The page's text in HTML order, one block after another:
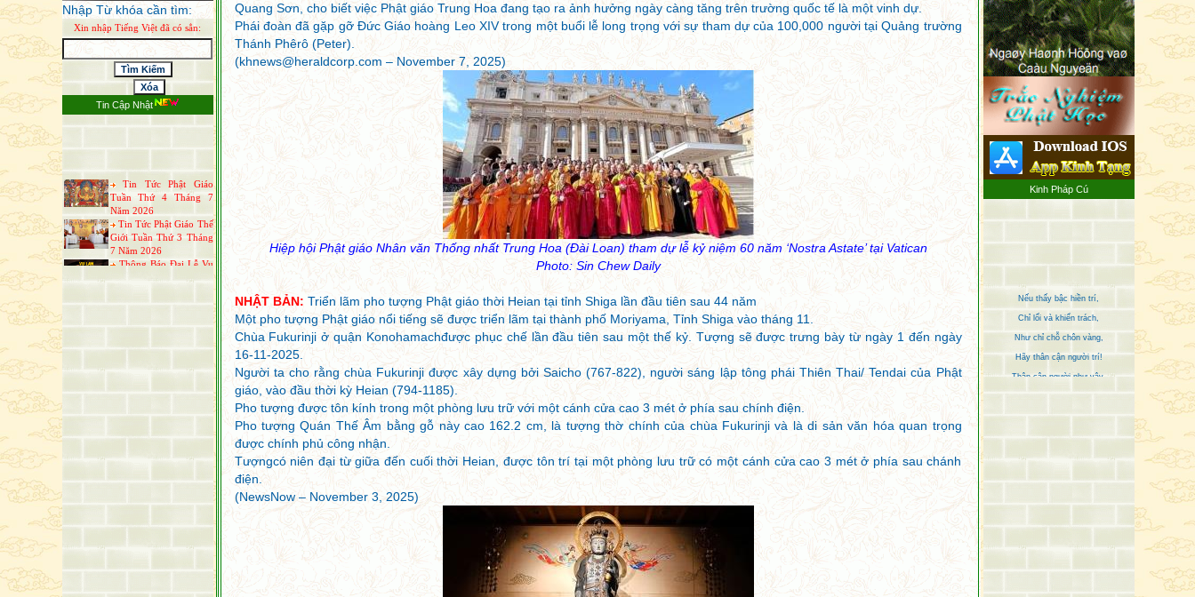
Nhập Từ khóa cần tìm:
Xin nhập Tiếng Việt đã có sẳn:
Tin Cập Nhật
Tuần Thứ 4 Tháng 7
Năm 2026
Tin Tức Phật Giáo Thế
Giới Tuần Thứ 3 Tháng
7 Năm 2026
Thông Báo Đại Lễ Vu
Lan Báo Hiếu Năm 2026
Tin Tức Phật Giáo Thế
Giới Tuần Thứ 1 Tháng
Tin Tức Phật Giáo Thế
Tin Tức Phật Giáo Thế
6 Năm 2026
Giới Tuần Thứ 1 Tháng
6 Năm 2026
Giới Tuần Thứ 4 Tháng
Giới Tuần Thứ 3 Tháng
Quang Sơn, cho biết việc Phật giáo Trung Hoa đang tạo ra ảnh hưởng ngày càng tăng trên trường quốc tế là một vinh dự.
Phái đoàn đã gặp gỡ Đức Giáo hoàng Leo XIV trong một buổi lễ long trọng với sự tham dự của 100,000 người tại Quảng trường
Thánh Phêrô (Peter).
(khnews@heraldcorp.com – November 7, 2025)
Hiệp hội Phật giáo Nhân văn Thống nhất Trung Hoa (Đài Loan) tham dự lễ kỷ niệm 60 năm ‘Nostra Astate’ tại Vatican
Photo: Sin Chew Daily
NHẬT BẢN: Triển lãm pho tượng Phật giáo thời Heian tại tỉnh Shiga lần đầu tiên sau 44 năm
Một pho tượng Phật giáo nổi tiếng sẽ được triển lãm tại thành phố Moriyama, Tỉnh Shiga vào tháng 11.
Chùa Fukurinji ở quận Konohamachđược phục chế lần đầu tiên sau một thế kỷ. Tượng sẽ được trưng bày từ ngày 1 đến ngày
16-11-2025.
Người ta cho rằng chùa Fukurinji được xây dựng bởi Saicho (767-822), người sáng lập tông phái Thiên Thai/ Tendai của Phật
giáo, vào đầu thời kỳ Heian (794-1185).
Pho tượng được tôn kính trong một phòng lưu trữ với một cánh cửa cao 3 mét ở phía sau chính điện.
Pho tượng Quán Thế Âm bằng gỗ này cao 162.2 cm, là tượng thờ chính của chùa Fukurinji và là di sản văn hóa quan trọng
được chính phủ công nhận.
Tượngcó niên đại từ giữa đến cuối thời Heian, được tôn trí tại một phòng lưu trữ có một cánh cửa cao 3 mét ở phía sau chánh
điện.
(NewsNow – November 3, 2025)
Kinh Pháp Cú
Chỉ lối và khiển trách,
Như chỉ chỗ chôn vàng,
Hãy thân cận người trí!
Thân cận người như vậy,
Chỉ tốt hơn, không xấu
Những người hay khuyên dạy,
Pháp hỷ đem an lạc,
Với tâm tư thuần định,
Người trí thường hoan hỷ,